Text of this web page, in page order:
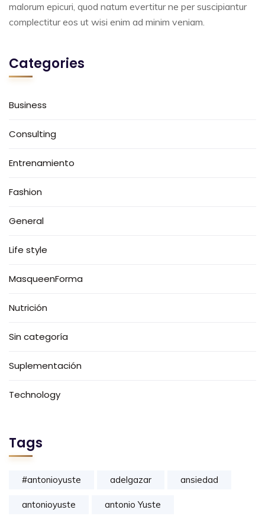
malorum epicuri, quod natum evertitur ne per suscipiantur
complectitur eos ut wisi enim ad minim veniam.
Categories
Business
Consulting
Entrenamiento
Fashion
General
Life style
MasqueenForma
Nutrición
Sin categoría
Suplementación
Technology
Tags
#antonioyuste adelgazar ansiedad
antonioyuste antonio Yuste